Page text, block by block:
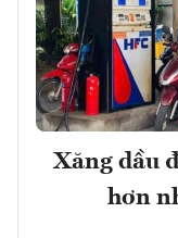
Xăng dầu
hơn